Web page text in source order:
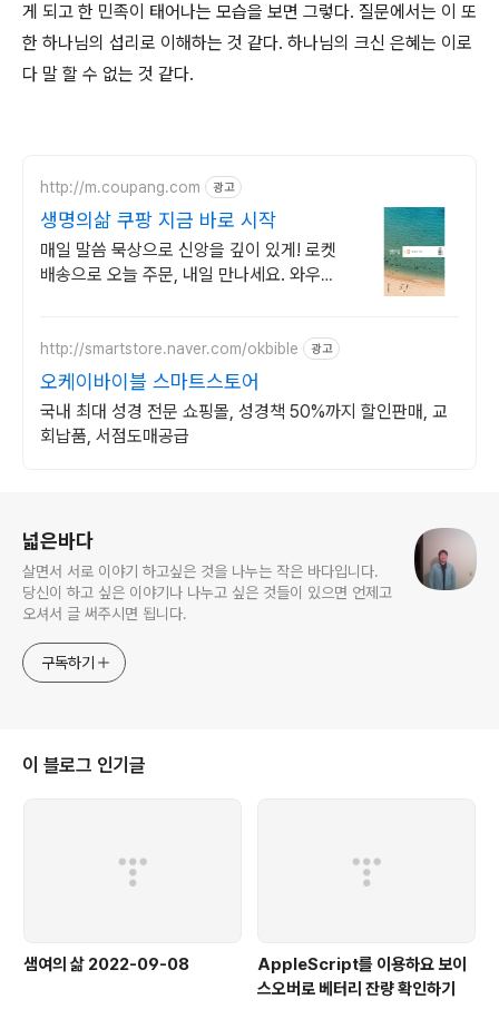
게 되고 한 민족이 태어나는 모습을 보면 그렇다. 질문에서는 이 또
한 하나님의 섭리로 이해하는 것 같다. 하나님의 크신 은혜는 이로
다 말 할 수 없는 것 같다.
http://m.coupang.com 광고
생명의삶 쿠팡 지금 바로 시작
매일 말씀 묵상으로 신앙을 깊이 있게! 로켓
배송으로 오늘 주문, 내일 만나세요. 와우회
http://smartstore.naver.com/okbible 광고
오케이바이블 스마트스토어
국내 최대 성경 전문 쇼핑몰, 성경책 50%까지 할인판매, 교
회납품, 서점도매공급
넓은바다
살면서 서로 이야기 하고싶은 것을 나누는 작은 바다입니다.
당신이 하고 싶은 이야기나 나누고 싶은 것들이 있으면 언제고
오셔서 글 써주시면 됩니다.
구독하기
이 블로그 인기글
샘여의 삶 2022-09-08
AppleScript를 이용하요 보이
스오버로 베터리 잔량 확인하기